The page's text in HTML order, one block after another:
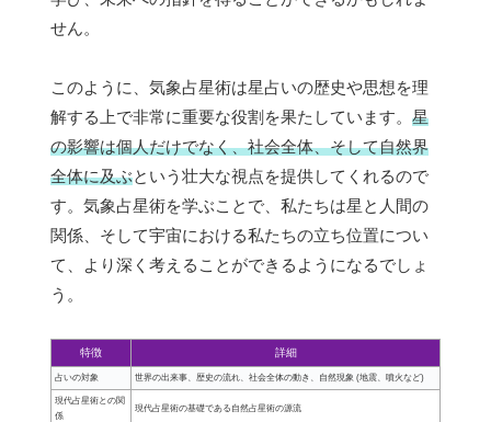
せん。
このように、気象占星術は星占いの歴史や思想を理
解する上で非常に重要な役割を果たしています。 星
の影響は個人だけでなく、社会全体、そして自然界
全体に及ぶという壮大な視点を提供してくれるので
す。気象占星術を学ぶことで、私たちは星と人間の
関係、そして宇宙における私たちの立ち位置につい
て、より深く考えることができるようになるでしょ
う。
特徴 詳細
占いの対象 世界の出来事、歴史の流れ、社会全体の動き、自然現象 (地震、噴火など)
現代占星術との関
係
現代占星術の基礎である自然占星術の源流